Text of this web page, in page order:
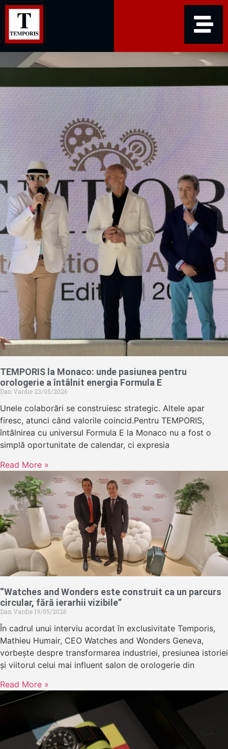
TEMPORIS la Monaco: unde pasiunea pentru
orologerie a întâlnit energia Formula E
Dan Vardie 23/05/2026
Unele colaborări se construiesc strategic. Altele apar
firesc, atunci când valorile coincid.Pentru TEMPORIS,
întâlnirea cu universul Formula E la Monaco nu a fost o
simplă oportunitate de calendar, ci expresia
Read More »
“Watches and Wonders este construit ca un parcurs
circular, fără ierarhii vizibile”
Dan Vardie19/05/2026
În cadrul unui interviu acordat în exclusivitate Temporis,
Mathieu Humair, CEO Watches and Wonders Geneva,
vorbește despre transformarea industriei, presiunea istoriei
și viitorul celui mai influent salon de orologerie din
Read More »